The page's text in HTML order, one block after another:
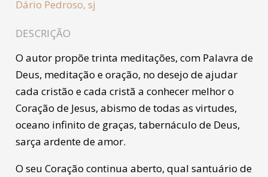
Dário Pedroso, sj
DESCRIÇÃO
O autor propõe trinta meditações, com Palavra de
Deus, meditação e oração, no desejo de ajudar
cada cristão e cada cristã a conhecer melhor o
Coração de Jesus, abismo de todas as virtudes,
oceano infinito de graças, tabernáculo de Deus,
sarça ardente de amor.
O seu Coração continua aberto, qual santuário de